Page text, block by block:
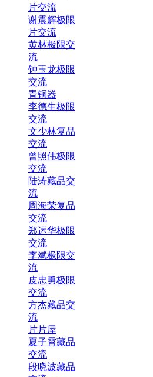
片交流
谢震辉极限
片交流
黄林极限交
流
钟玉龙极限
交流
青铜器
李德生极限
交流
文少林复品
交流
曾照伟极限
交流
陆涛藏品交
流
周海荣复品
交流
郑运华极限
交流
李斌极限交
流
皮忠勇极限
交流
方杰藏品交
流
片片屋
夏子霄藏品
交流
段晓波藏品